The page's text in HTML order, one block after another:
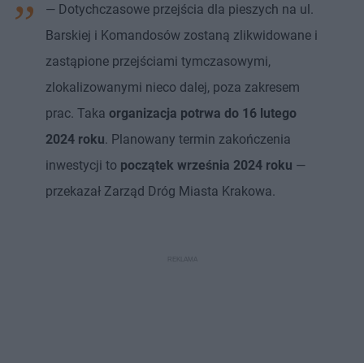
— Dotychczasowe przejścia dla pieszych na ul.
Barskiej i Komandosów zostaną zlikwidowane i
zastąpione przejściami tymczasowymi,
zlokalizowanymi nieco dalej, poza zakresem
prac. Taka organizacja potrwa do 16 lutego
2024 roku. Planowany termin zakończenia
inwestycji to początek września 2024 roku —
przekazał Zarząd Dróg Miasta Krakowa.